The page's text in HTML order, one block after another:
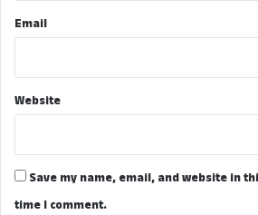
Email
Website
Save my name, email, and website in
time I comment.